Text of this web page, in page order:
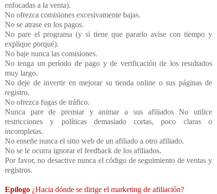
enfocadas a la venta).
No ofrezca comisiones excesivamente bajas.
No se atrase en los pagos.
No pare el programa (y si tiene que pararlo avise con tiempo y
explique porqué).
No baje nunca las comisiones.
No tenga un período de pago y de verificación de los resultados
muy largo.
No deje de invertir en mejorar su tienda online o sus páginas de
registro.
No ofrezca fugas de tráfico.
Nunca pare de premiar y animar a sus afiliados No utilice
restricciones y políticas demasiado cortas, poco claras o
incompletas.
No enseñe nunca el sitio web de un afiliado a otro afiliado.
No se le ocurra ignorar el feedback de los afiliados.
Por favor, no desactive nunca el código de seguimiento de ventas y
registros.
Epílogo ¿Hacia dónde se dirige el marketing de afiliación?